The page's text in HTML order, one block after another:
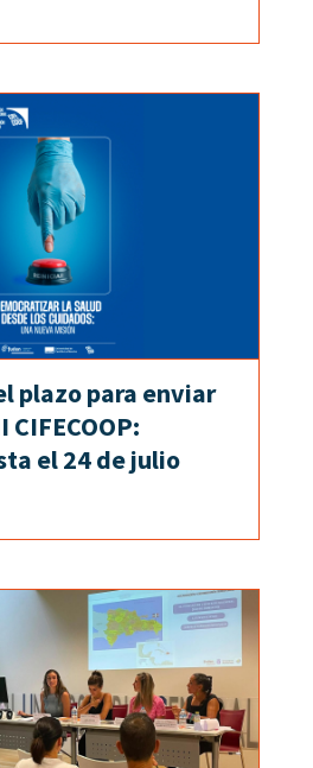
plazo para enviar
el 24 de julio